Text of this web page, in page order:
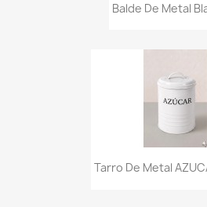
Balde De Metal
Tarro De Metal